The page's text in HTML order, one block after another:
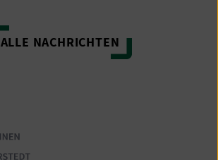
ALLE NACHRICHTEN